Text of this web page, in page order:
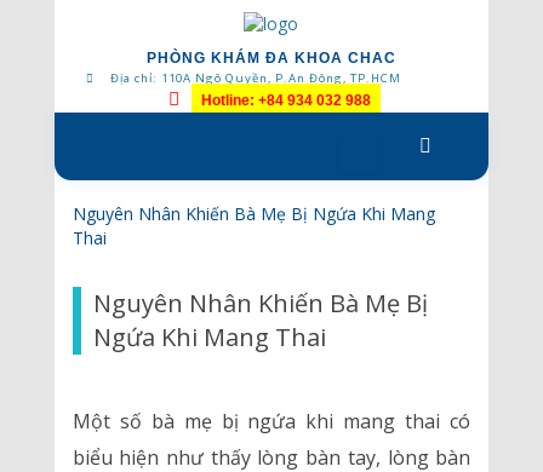
PHÒNG KHÁM ĐA KHOA CHAC
Địa chỉ: 110A Ngô Quyền, P.An Đông, TP.HCM
Hotline: +84 934 032 988
to
content
Nguyên Nhân Khiến Bà Mẹ Bị Ngứa Khi Mang
Thai
Nguyên Nhân Khiến Bà Mẹ Bị
Ngứa Khi Mang Thai
Một số bà mẹ bị ngứa khi mang thai có
biểu hiện như thấy lòng bàn tay, lòng bàn